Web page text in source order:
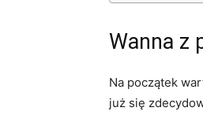
Wanna z
Na początek
już się